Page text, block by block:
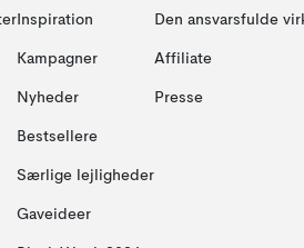
Inspiration
Kampagner
Nyheder
Bestsellere
Særlige lejligheder
Gaveideer
Den ansvarsfulde
Affiliate
Presse